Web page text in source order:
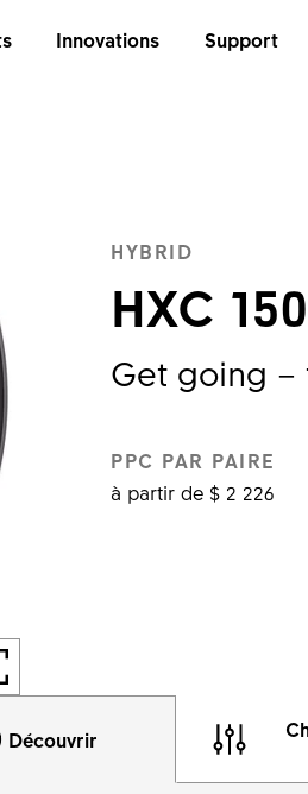
Innovations Support
HYBRID
HXC
Get going
PPC PAR PAIRE
à partir de $ 2 226
Découvrir